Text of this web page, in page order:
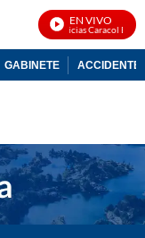
EN VIVO
Noticias Caracol En
GABINETE ACCIDENTE